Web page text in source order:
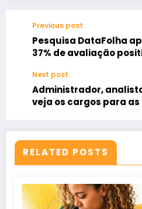
Previous post
Pesquisa DataFolha
37% de avaliação
Next post
Administrador,
veja os cargos para
RELATED POSTS